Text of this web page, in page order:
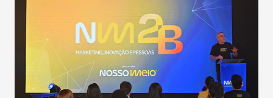
epidemia comum, como temos em todos os anos, com
aumento de casos de dengue, influenza ou H1N1. Trata-se
de uma epidemia com um vírus diferente, com um poder de
contaminação maior que outros coronavírus”, apontou o
secretário. Segundo ele, é uma epidemia com chance de
contaminação alta, podendo gerar um grande risco à